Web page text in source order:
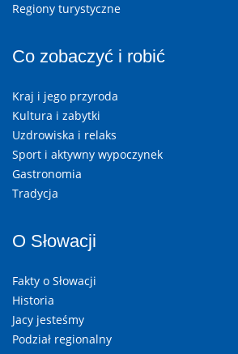
Regiony turystyczne
Co zobaczyć i robić
Kraj i jego przyroda
Kultura i zabytki
Uzdrowiska i relaks
Sport i aktywny wypoczynek
Gastronomia
Tradycja
O Słowacji
Fakty o Słowacji
Historia
Jacy jesteśmy
Podział regionalny